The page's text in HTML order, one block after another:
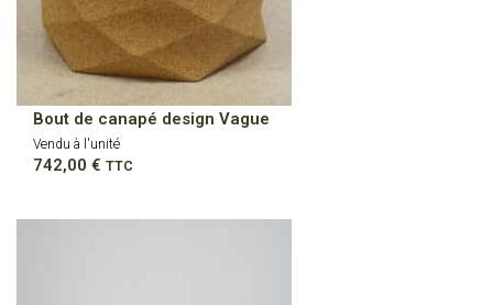
Bout de canapé design Vague
Vendu à l'unité
742,00 € TTC